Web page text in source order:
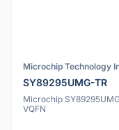
Microchip Technology
SY89295UMG-TR
Microchip
VQFN